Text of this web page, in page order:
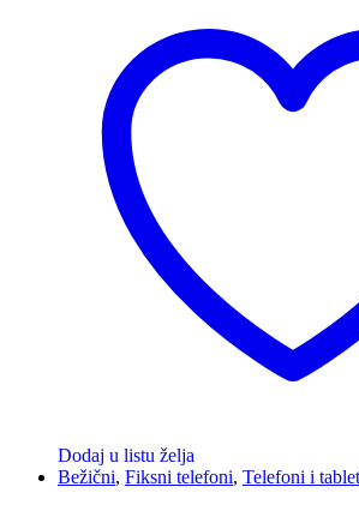
Dodaj u listu želja
Bežični, Fiksni telefoni, Telefoni i